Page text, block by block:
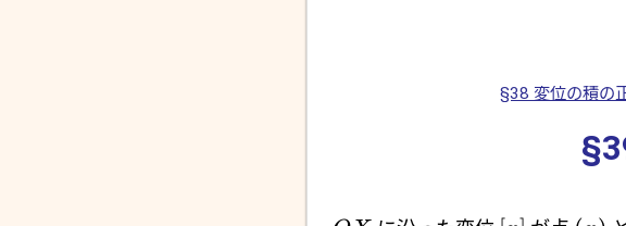
§38 変位の積の